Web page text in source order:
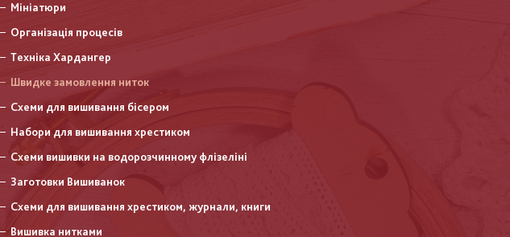
Мініатюри
Організація процесів
Техніка Хардангер
Швидке замовлення ниток
Схеми для вишивання бісером
Набори для вишивання хрестиком
Схеми вишивки на водорозчинному флізеліні
Заготовки Вишиванок
Схеми для вишивання хрестиком, журнали, книги
Вишивка нитками